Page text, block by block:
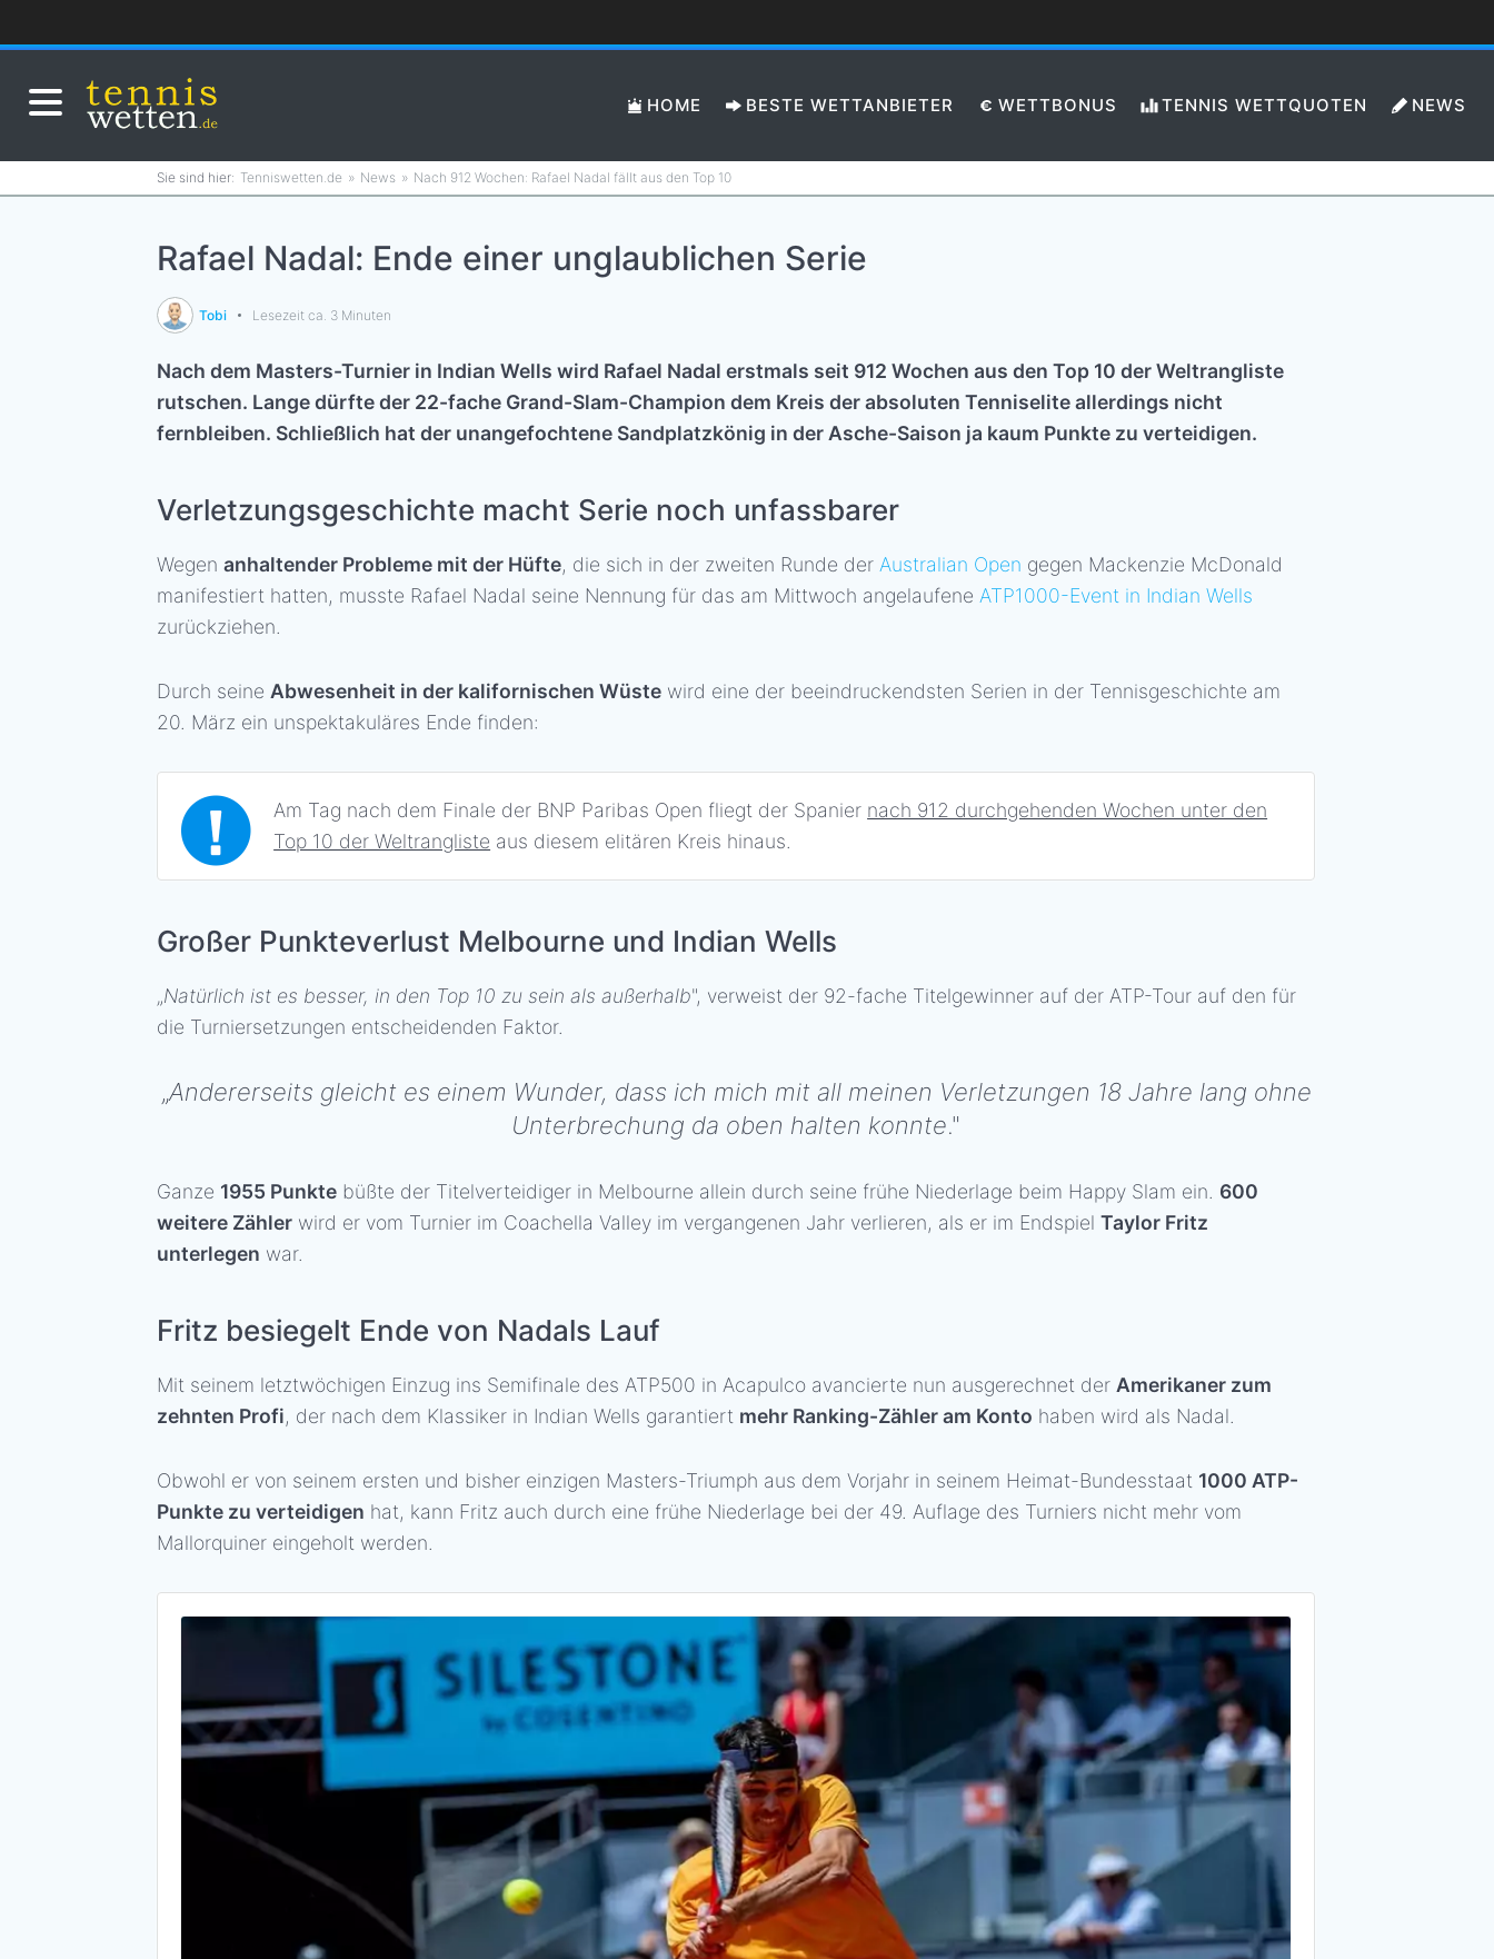
HOME BESTE WETTANBIETER WETTBONUS TENNIS WETTQUOTEN NEWS
Tenniswetten.de News Nach 912 Wochen: Rafael Nadal fällt aus den Top 10
Rafael Nadal: Ende einer unglaublichen Serie
Tobi Lesezeit ca. 3 Minuten
Nach dem Masters-Turnier in Indian Wells wird Rafael Nadal erstmals seit 912 Wochen aus den Top 10 der Weltrangliste
rutschen. Lange dürfte der 22-fache Grand-Slam-Champion dem Kreis der absoluten Tenniselite allerdings nicht
fernbleiben. Schließlich hat der unangefochtene Sandplatzkönig in der Asche-Saison ja kaum Punkte zu verteidigen.
Verletzungsgeschichte macht Serie noch unfassbarer
Wegenanhaltender Probleme mit der Hüfte, die sich in der zweiten Runde der Australian Open gegen Mackenzie McDonald
manifestiert hatten, musste Rafael Nadal seine Nennung für das am Mittwoch angelaufene ATP1000-Event in Indian Wells
zurückziehen.
Durch seine Abwesenheit in der kalifornischen Wüste wird eine der beeindruckendsten Serien in der Tennisgeschichte am
20. März ein unspektakuläres Ende finden:
Am Tag nach dem Finale der BNP Paribas Open fliegt der Spanier nach 912 durchgehenden Wochen unter den
Top 10 der Weltrangliste aus diesem elitären Kreis hinaus.
Großer Punkteverlust Melbourne und Indian Wells
„Natürlich ist es besser, in den Top 10 zu sein als außerhalb", verweist der 92-fache Titelgewinner auf der ATP-Tour auf den für
die Turniersetzungen entscheidenden Faktor.
„Andererseits gleicht es einem Wunder, dass ich mich mit all meinen Verletzungen 18 Jahre lang ohne
Unterbrechung da oben halten konnte."
Ganze 1955 Punkte büßte der Titelverteidiger in Melbourne allein durch seine frühe Niederlage beim Happy Slam ein. 600
weitere Zähler wird er vom Turnier im Coachella Valley im vergangenen Jahr verlieren, als er im EndspielTaylor Fritz
unterlegen war.
Fritz besiegelt Ende von Nadals Lauf
Mit seinem letztwöchigen Einzug ins Semifinale des ATP500 in Acapulco avancierte nun ausgerechnet der Amerikaner zum
zehnten Profi, der nach dem Klassiker in Indian Wells garantiert mehr Ranking-Zähler am Konto haben wird als Nadal.
Obwohl er von seinem ersten und bisher einzigen Masters-Triumph aus dem Vorjahr in seinem Heimat-Bundesstaat 1000 ATP-
Punkte zu verteidigen hat, kann Fritz auch durch eine frühe Niederlage bei der 49. Auflage des Turniers nicht mehr vom
Mallorquiner eingeholt werden.